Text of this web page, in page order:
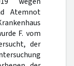
Atemnot
F. vom
der